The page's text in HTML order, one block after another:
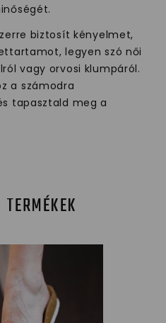
biztosít kényelmet,
legyen szó női
vagy orvosi klumpáról.
a számodra
tapasztald meg a